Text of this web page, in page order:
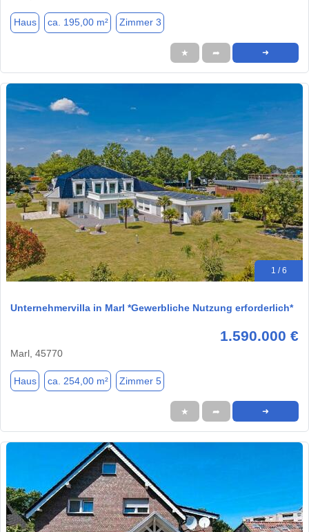
Haus ca. 195,00 m² Zimmer 3
★ ➦ ➜
1 / 6
Unternehmervilla in Marl *Gewerbliche Nutzung erforderlich*
1.590.000 €
Marl, 45770
Haus ca. 254,00 m² Zimmer 5
★ ➦ ➜